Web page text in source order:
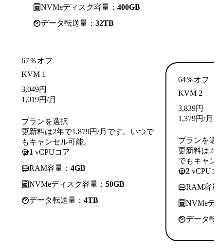
NVMeディスク容量： 400GB
データ転送量： 32TB
67％オフ
KVM 1
3,049円
1,019円/月
プランを選択
更新料は2年で1,879円/月です。いつで
もキャンセル可能。
1 vCPUコア
RAM容量： 4GB
NVMeディスク容量： 50GB
データ転送量： 4TB
64％オフ
KVM 2
3,839円
1,379円/月
プランを
更新料は2
でもキャ
2 vCPU
RAM容
NVMeデ
データ